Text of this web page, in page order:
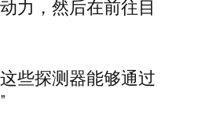
力，然后在前往目
些探测器能够通过